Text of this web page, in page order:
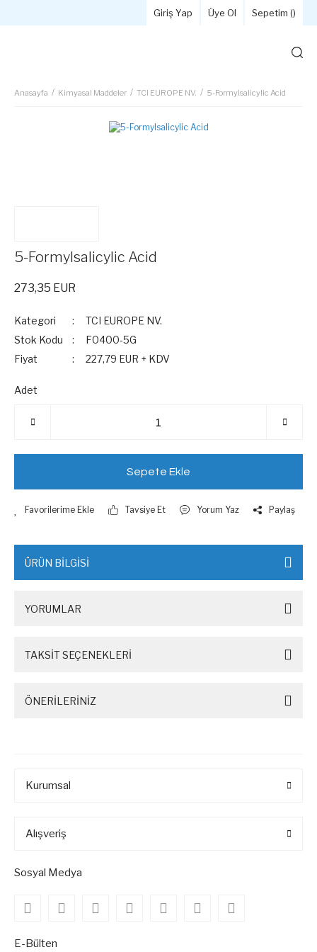
Giriş Yap Üye Ol Sepetim ()
Anasayfa Kimyasal Maddeler TCI EUROPE NV. 5-Formylsalicylic Acid
5-Formylsalicylic Acid
273,35 EUR
Kategori
TCI EUROPE NV.
Stok Kodu
F0400-5G
Fiyat
227,79 EUR + KDV
Adet
Sepete Ekle
Tavsiye Et Yorum Yaz Paylaş
ÜRÜN BİLGİSİ
YORUMLAR
TAKSİT SEÇENEKLERİ
ÖNERİLERİNİZ
Kurumsal
Alışveriş
Sosyal Medya
E-Bülten